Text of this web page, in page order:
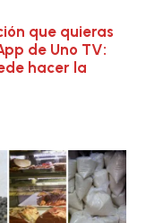
que quieras
de Uno TV:
hacer la